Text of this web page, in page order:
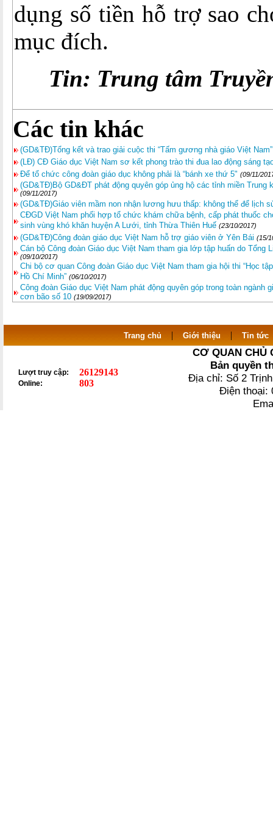
dụng số tiền hỗ trợ sao
mục đích.
Tin: Trung tâm
Các tin khác
(GD&TĐ)Tổng kết và trao giải cuộc thi “Tấm gương nhà giáo Việt Nam”
(LĐ) CĐ Giáo dục Việt Nam sơ kết phong trào thi đua lao động sáng
Để tổ chức công đoàn giáo dục không phải là “bánh xe thứ 5" (09/11/
(GD&TĐ)Bộ GD&ĐT phát động quyên góp ủng hộ các tỉnh miền Trung
(09/11/2017)
(GD&TĐ)Giáo viên mầm non nhận lương hưu thấp: không thể để lịch
CĐGD Việt Nam phối hợp tổ chức khám chữa bệnh, cấp phát thuốc
sinh vùng khó khăn huyện A Lưới, tỉnh Thừa Thiên Huế (23/10/2017)
(GD&TĐ)Công đoàn giáo dục Việt Nam hỗ trợ giáo viên ở Yên Bái (15/
Cán bộ Công đoàn Giáo dục Việt Nam tham gia lớp tập huấn do Tổng
(09/10/2017)
Chi bộ cơ quan Công đoàn Giáo dục Việt Nam tham gia hội thi “Học
Hồ Chí Minh” (06/10/2017)
Công đoàn Giáo dục Việt Nam phát động quyên góp trong toàn
cơn bão số 10 (19/09/2017)
Trang chủ | Giới thiệu | Tin tức
Lượt truy cập: 26129143
Online: 803
CƠ QUAN CHỦ
Bản quyền
Địa chỉ: Số 2
Điện